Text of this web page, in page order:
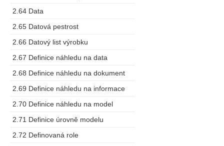
2.64 Data
2.65 Datová pestrost
2.66 Datový list výrobku
2.67 Definice náhledu na data
2.68 Definice náhledu na dokument
2.69 Definice náhledu na informace
2.70 Definice náhledu na model
2.71 Definice úrovně modelu
2.72 Definovaná role